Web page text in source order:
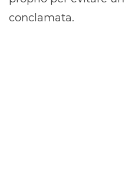
conclamata.